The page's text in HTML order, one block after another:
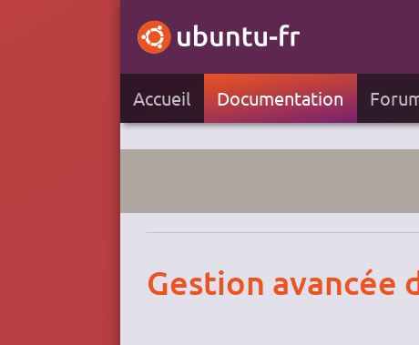
Accueil Documentation
Gestion avancée